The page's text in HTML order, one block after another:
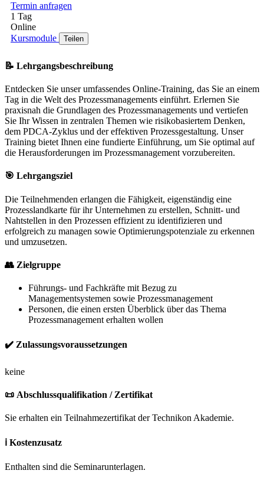
Termin anfragen
1 Tag
Online
Kursmodule
Teilen
📝 Lehrgangsbeschreibung
Entdecken Sie unser umfassendes Online-Training, das Sie an einem
Tag in die Welt des Prozessmanagements einführt. Erlernen Sie
praxisnah die Grundlagen des Prozessmanagements und vertiefen
Sie Ihr Wissen in zentralen Themen wie risikobasiertem Denken,
dem PDCA-Zyklus und der effektiven Prozessgestaltung. Unser
Training bietet Ihnen eine fundierte Einführung, um Sie optimal auf
die Herausforderungen im Prozessmanagement vorzubereiten.
🎯 Lehrgangsziel
Die Teilnehmenden erlangen die Fähigkeit, eigenständig eine
Prozesslandkarte für ihr Unternehmen zu erstellen, Schnitt- und
Nahtstellen in den Prozessen effizient zu identifizieren und
erfolgreich zu managen sowie Optimierungspotenziale zu erkennen
und umzusetzen.
👥 Zielgruppe
Führungs- und Fachkräfte mit Bezug zu
Managementsystemen sowie Prozessmanagement
Personen, die einen ersten Überblick über das Thema
Prozessmanagement erhalten wollen
✔️ Zulassungsvoraussetzungen
keine
📜 Abschlussqualifikation / Zertifikat
Sie erhalten ein Teilnahmezertifikat der Technikon Akademie.
ℹ️ Kostenzusatz
Enthalten sind die Seminarunterlagen.